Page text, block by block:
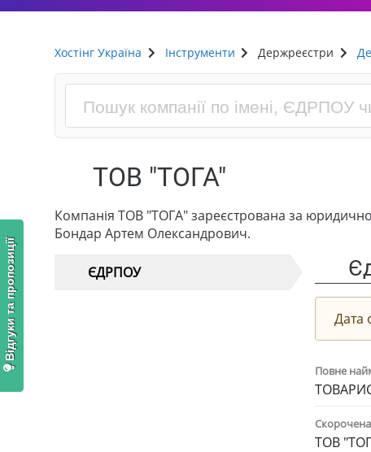
Хостінг Україна Інструменти Держреєстри
ТОВ "ТОГА"
Компанія ТОВ "ТОГА" зареєстрована за
Бондар Артем Олександрович.
ЄДРПОУ
Дата
Повне
ТОВ
Відгуки та пропозиції